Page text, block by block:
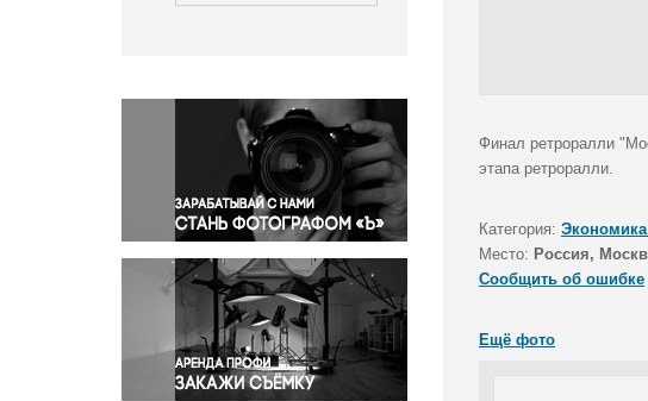
Окружающая среда
Политика
Правосудие
Происшествия и конфликты
Религия
Светская жизнь
Спорт
Экология
Экономика и бизнес
Финал ретроралли
этапа ретроралли.
Категория:
Место: Россия,
Сообщить об ошибке
Ещё фото